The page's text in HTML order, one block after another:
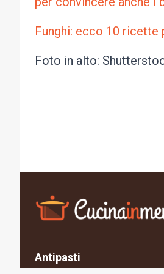
Funghi: ecco 10 ricette
Foto in alto:
Antipasti